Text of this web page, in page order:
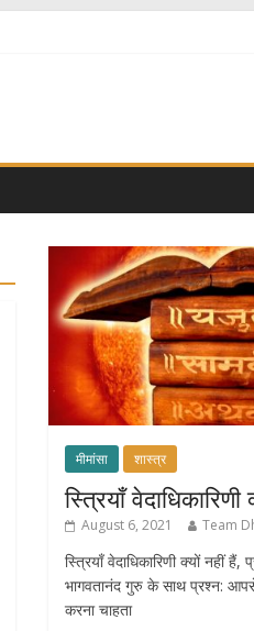
मीमांसा शास्त्र
स्त्रियाँ
August 6, 2021 Team
स्त्रियाँ वेदाधिकारिणी क्यों नहीं हैं,
भागवतानंद गुरु के साथ प्रश्न:
करना चाहता